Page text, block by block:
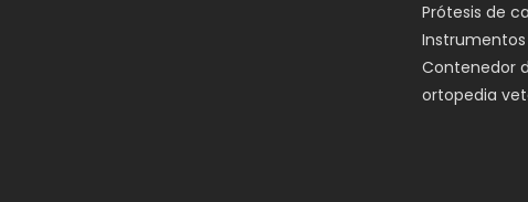
Prótesis de
Contenedor
ortopedia